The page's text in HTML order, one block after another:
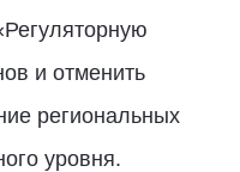
и отменить
региональных
уровня.